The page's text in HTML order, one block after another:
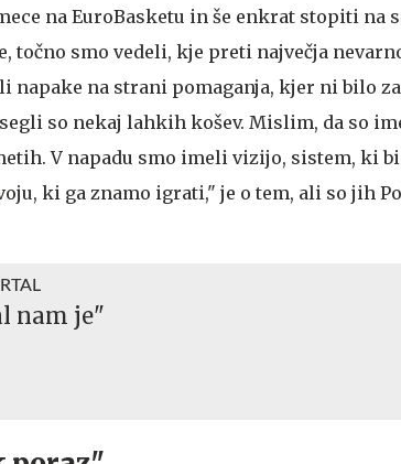
na EuroBasketu in še enkrat stopiti na
točno smo vedeli, kje preti največja
napake na strani pomaganja, kjer ni bilo
so nekaj lahkih košev. Mislim, da so
V napadu smo imeli vizijo, sistem, ki
ki ga znamo igrati," je o tem, ali so jih
nam je"